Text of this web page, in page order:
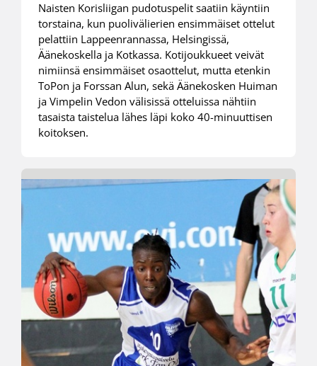
Naisten Korisliigan pudotuspelit saatiin käyntiin
torstaina, kun puolivälierien ensimmäiset ottelut
pelattiin Lappeenrannassa, Helsingissä,
Äänekoskella ja Kotkassa. Kotijoukkueet veivät
nimiinsä ensimmäiset osaottelut, mutta etenkin
ToPon ja Forssan Alun, sekä Äänekosken Huiman
ja Vimpelin Vedon välisissä otteluissa nähtiin
tasaista taistelua lähes läpi koko 40-minuuttisen
koitoksen.